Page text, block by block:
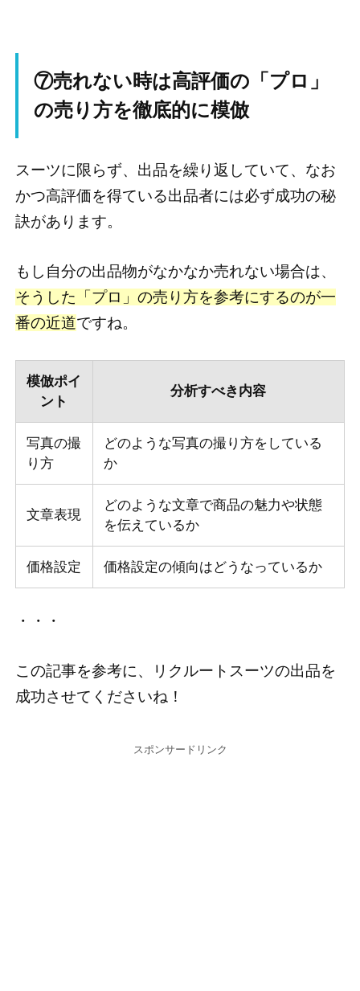
⑦売れない時は高評価の「プロ」
の売り方を徹底的に模倣
スーツに限らず、出品を繰り返していて、なお
かつ高評価を得ている出品者には必ず成功の秘
訣があります。
もし自分の出品物がなかなか売れない場合は、
そうした「プロ」の売り方を参考にするのが一
番の近道ですね。
模倣ポイ
ント
分析すべき内容
写真の撮
り方
どのような写真の撮り方をしている
か
文章表現
どのような文章で商品の魅力や状態
を伝えているか
価格設定 価格設定の傾向はどうなっているか
・・・
この記事を参考に、リクルートスーツの出品を
成功させてくださいね！
スポンサードリンク